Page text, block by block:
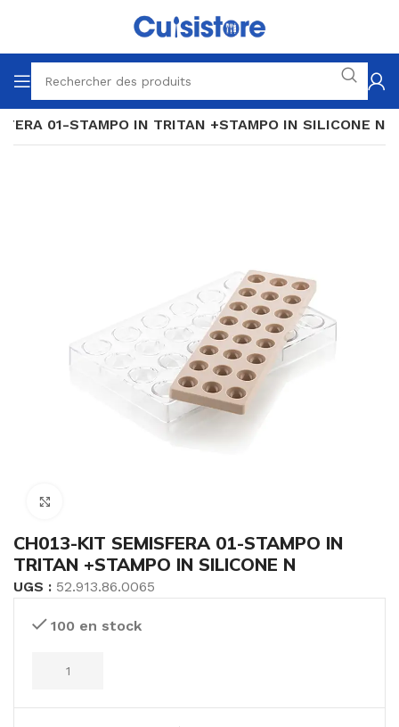
01-STAMPO IN TRITAN +STAMPO IN SILICONE N
CH013-KIT SEMISFERA 01-STAMPO IN
TRITAN +STAMPO IN SILICONE N
UGS : 52.913.86.0065
100 en stock